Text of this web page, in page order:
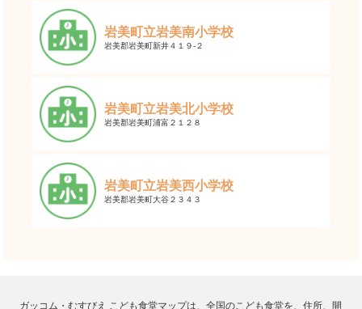
岩美町立岩美南小学校
岩美郡岩美町新井４１９-２
岩美町立岩美北小学校
岩美郡岩美町浦富２１２８
岩美町立岩美西小学校
岩美郡岩美町大谷２３４３
ガッコム・むすびえ こども食堂マップは、全国のこども食堂を、住所、開